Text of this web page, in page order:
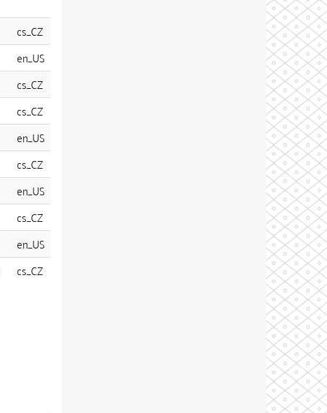
cs_CZ
en_US
cs_CZ
cs_CZ
en_US
cs_CZ
en_US
cs_CZ
en_US
cs_CZ